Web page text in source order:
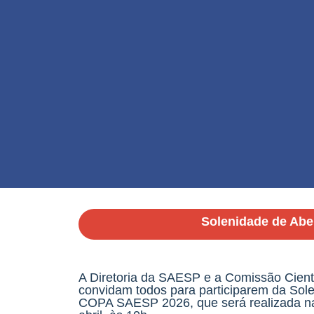
Solenidade de
A Diretoria da SAESP e a Comissão
convidam todos para participarem da
COPA SAESP 2026, que será realizada